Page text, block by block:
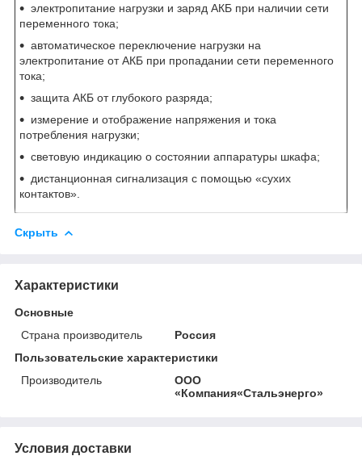
электропитание нагрузки и заряд АКБ при наличии сети
переменного тока;
автоматическое переключение нагрузки на
электропитание от АКБ при пропадании сети переменного
тока;
защита АКБ от глубокого разряда;
измерение и отображение напряжения и тока
потребления нагрузки;
световую индикацию о состоянии аппаратуры шкафа;
дистанционная сигнализация с помощью «сухих
контактов».
Скрыть
Характеристики
Основные
Страна производитель
Россия
Пользовательские характеристики
Производитель
ООО
«Компания«Стальэнерго»
Условия доставки